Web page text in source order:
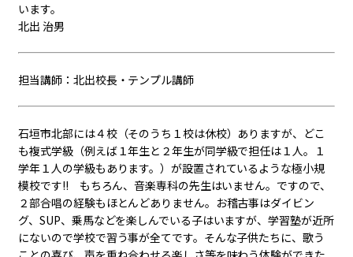
います。
北出 治男
担当講師：北出校長・テンプル講師
石垣市北部には４校（そのうち１校は休校）ありますが、どこ
も複式学級（例えば１年生と２年生が同学級で担任は１人。１
学年１人の学級もあります。）が設置されているような極小規
模校です!! もちろん、音楽専科の先生はいません。ですので、
２部合唱の経験もほとんどありません。お稽古事はダイビン
グ、SUP、乗馬などを楽しんでいる子はいますが、学習塾が近所
にないので学校で習う事が全てです。そんな子供たちに、歌う